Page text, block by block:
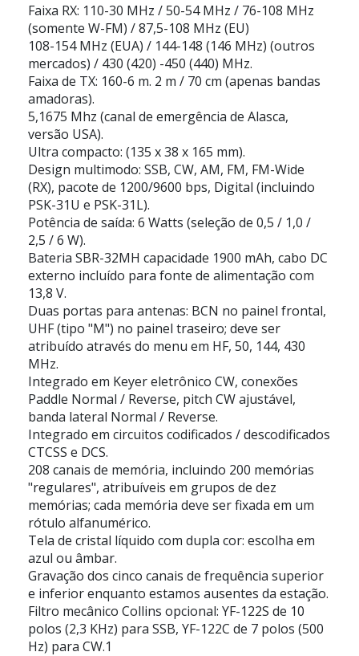
Faixa RX: 110-30 MHz / 50-54 MHz / 76-108 MHz
(somente W-FM) / 87,5-108 MHz (EU)
108-154 MHz (EUA) / 144-148 (146 MHz) (outros
mercados) / 430 (420) -450 (440) MHz.
Faixa de TX: 160-6 m. 2 m / 70 cm (apenas bandas
amadoras).
5,1675 Mhz (canal de emergência de Alasca,
versão USA).
Ultra compacto: (135 x 38 x 165 mm).
Design multimodo: SSB, CW, AM, FM, FM-Wide
(RX), pacote de 1200/9600 bps, Digital (incluindo
PSK-31U e PSK-31L).
Potência de saída: 6 Watts (seleção de 0,5 / 1,0 /
2,5 / 6 W).
Bateria SBR-32MH capacidade 1900 mAh, cabo DC
externo incluído para fonte de alimentação com
13,8 V.
Duas portas para antenas: BCN no painel frontal,
UHF (tipo "M") no painel traseiro; deve ser
atribuído através do menu em HF, 50, 144, 430
MHz.
Integrado em Keyer eletrônico CW, conexões
Paddle Normal / Reverse, pitch CW ajustável,
banda lateral Normal / Reverse.
Integrado em circuitos codificados / descodificados
CTCSS e DCS.
208 canais de memória, incluindo 200 memórias
"regulares", atribuíveis em grupos de dez
memórias; cada memória deve ser fixada em um
rótulo alfanumérico.
Tela de cristal líquido com dupla cor: escolha em
azul ou âmbar.
Gravação dos cinco canais de frequência superior
e inferior enquanto estamos ausentes da estação.
Filtro mecânico Collins opcional: YF-122S de 10
polos (2,3 KHz) para SSB, YF-122C de 7 polos (500
Hz) para CW.1